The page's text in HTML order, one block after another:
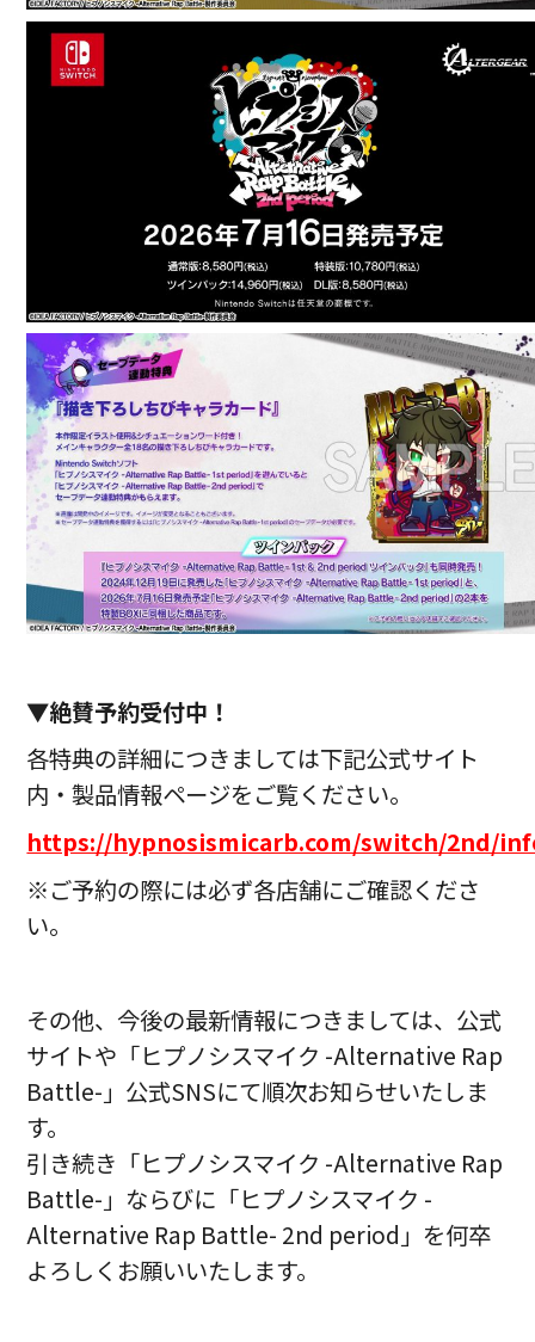
▼絶賛予約受付中！
各特典の詳細につきましては下記公式サイト
内・製品情報ページをご覧ください。
https://hypnosismicarb.com/switch/2nd/
※ご予約の際には必ず各店舗にご確認くださ
い。
その他、今後の最新情報につきましては、公式
サイトや「ヒプノシスマイク -Alternative Rap
Battle-」公式SNSにて順次お知らせいたしま
す。
引き続き「ヒプノシスマイク -Alternative Rap
Battle-」ならびに「ヒプノシスマイク -
Alternative Rap Battle- 2nd period」を何卒
よろしくお願いいたします。